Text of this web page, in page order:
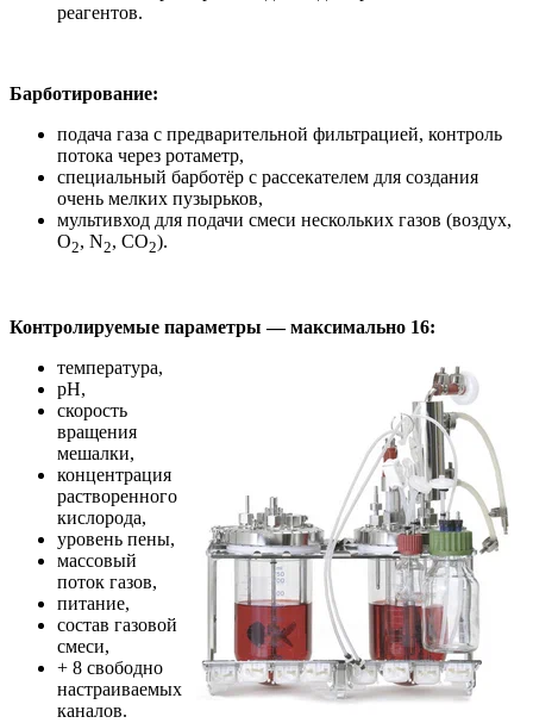
реагентов.
Барботирование:
подача газа с предварительной фильтрацией, контроль
потока через ротаметр,
специальный барботёр с рассекателем для создания
очень мелких пузырьков,
мультивход для подачи смеси нескольких газов (воздух,
О2, N2, СО2).
Контролируемые параметры — максимально 16:
температура,
рН,
скорость
вращения
мешалки,
концентрация
растворенного
кислорода,
уровень пены,
массовый
поток газов,
питание,
состав газовой
смеси,
+ 8 свободно
настраиваемых
каналов.